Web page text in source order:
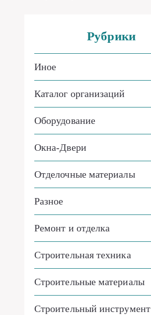
Рубрики
Иное
Каталог организаций
Оборудование
Окна-Двери
Отделочные материалы
Разное
Ремонт и отделка
Строительная техника
Строительные материалы
Строительный инструмент